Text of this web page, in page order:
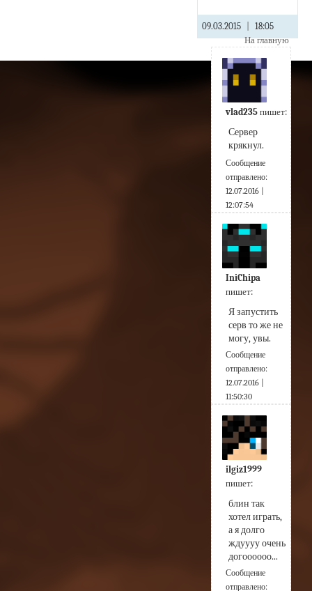
09.03.2015
18:05
На главную
vlad235 пишет:
Сервер
крякнул.
Сообщение
отправлено:
12.07.2016 |
12:07:54
IniChipa
пишет:
Я запустить
серв то же не
могу, увы.
Сообщение
отправлено:
12.07.2016 |
11:50:30
ilgiz1999
пишет:
блин так
хотел играть,
а я долго
ждуууу очень
догоооооо...
Сообщение
отправлено: